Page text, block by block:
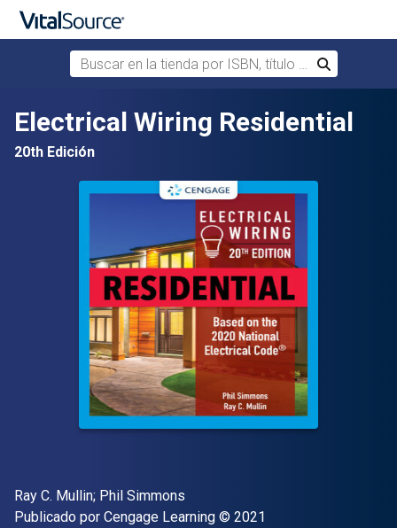
Saltar al contenido principal
Buscar en la tienda por ISBN, título o autor
Buscar
Electrical Wiring Residential
20th Edición
Autor(es)
Ray C. Mullin; Phil Simmons
Editor
Publicado por Cengage Learning Copyright
© 2021